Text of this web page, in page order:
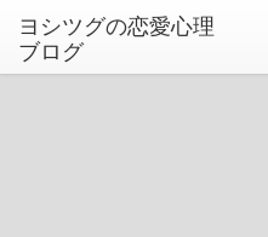
ヨシツグの恋愛心理
ブログ